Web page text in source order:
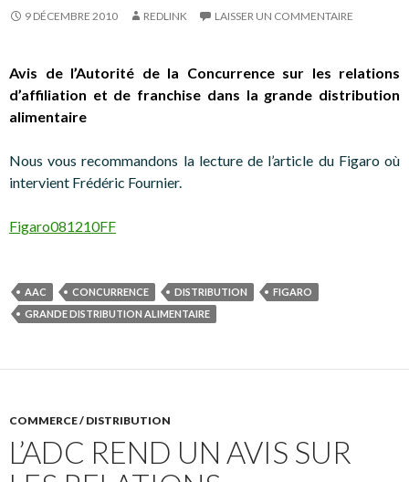
9 DÉCEMBRE 2010 REDLINK LAISSER UN COMMENTAIRE
Avis de l’Autorité de la Concurrence sur les relations
d’affiliation et de franchise dans la grande distribution
alimentaire
Nous vous recommandons la lecture de l’article du Figaro où
intervient Frédéric Fournier.
Figaro081210FF
AAC CONCURRENCE DISTRIBUTION
FIGARO
GRANDE DISTRIBUTION ALIMENTAIRE
COMMERCE / DISTRIBUTION
L’ADC REND UN AVIS SUR